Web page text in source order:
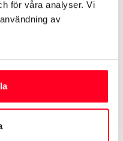
för våra analyser. Vi
av